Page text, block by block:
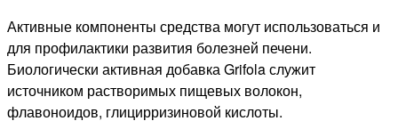
Активные компоненты средства могут использоваться и
для профилактики развития болезней печени.
Биологически активная добавка Grifola служит
источником растворимых пищевых волокон,
флавоноидов, глицирризиновой кислоты.